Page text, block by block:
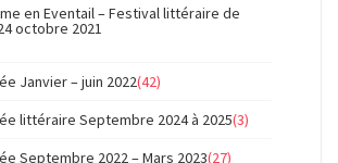
en Eventail – Festival littéraire de
octobre 2021
Janvier – juin 2022(42)
littéraire Septembre 2024 à 2025(3)
Septembre 2022 – Mars 2023(27)